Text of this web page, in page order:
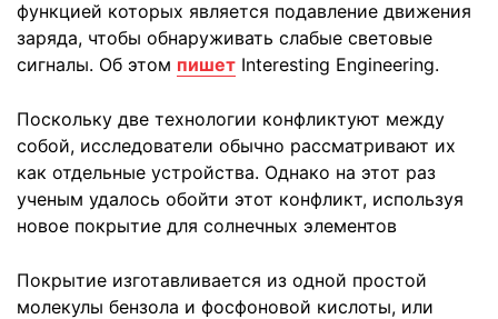
функцией которых является подавление движения
заряда, чтобы обнаруживать слабые световые
сигналы. Об этом пишет Interesting Engineering.
Поскольку две технологии конфликтуют между
собой, исследователи обычно рассматривают их
как отдельные устройства. Однако на этот раз
ученым удалось обойти этот конфликт, используя
новое покрытие для солнечных элементов
Покрытие изготавливается из одной простой
молекулы бензола и фосфоновой кислоты, или